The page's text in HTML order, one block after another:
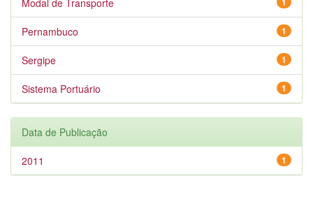
Modal de Transporte
1
Pernambuco
1
Sergipe
1
Sistema Portuário
Data de Publicação
1
2011